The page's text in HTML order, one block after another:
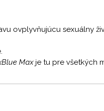
ovplyvňujúcu sexuálny
Maxje tu pre všetkých